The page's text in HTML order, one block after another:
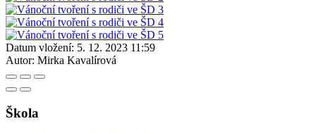
Datum vložení: 5. 12. 2023 11:59
Autor: Mirka Kavalírová
Škola